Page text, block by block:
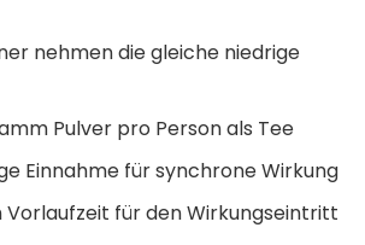
nehmen die gleiche niedrige
Pulver pro Person als Tee
Einnahme für synchrone Wirkung
Vorlaufzeit für den Wirkungseintritt